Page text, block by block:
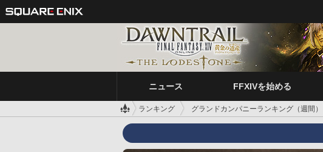
ニュース FFXIVを始める
ランキング グランドカンパニーランキング（週間）